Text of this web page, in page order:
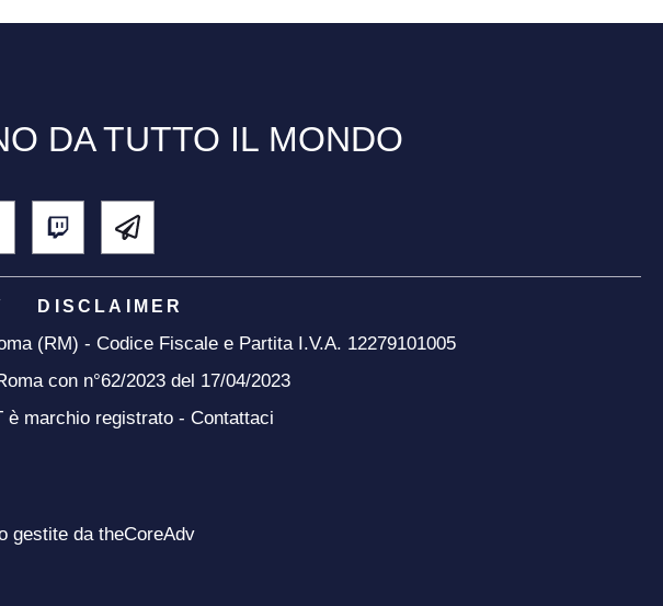
DA TUTTO IL MONDO
DISCLAIMER
(RM) - Codice Fiscale e Partita I.V.A. 12279101005
con n°62/2023 del 17/04/2023
è marchio registrato - Contattaci
gestite da theCoreAdv